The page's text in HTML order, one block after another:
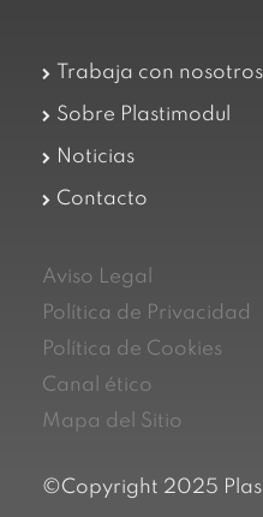
Trabaja con nosotros
Sobre Plastimodul
Noticias
Contacto
Aviso Legal
Política de Privacidad
Política de Cookies
Canal ético
Mapa del Sitio
©Copyright 2025